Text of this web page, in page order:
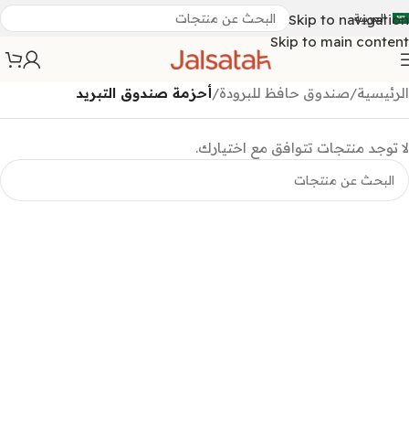
Skip to navigation
Skip to main content
العربية
الرئيسية/صندوق حافظ للبرودة/أحزمة صندوق التبريد
لا توجد منتجات تتوافق مع اختيارك.